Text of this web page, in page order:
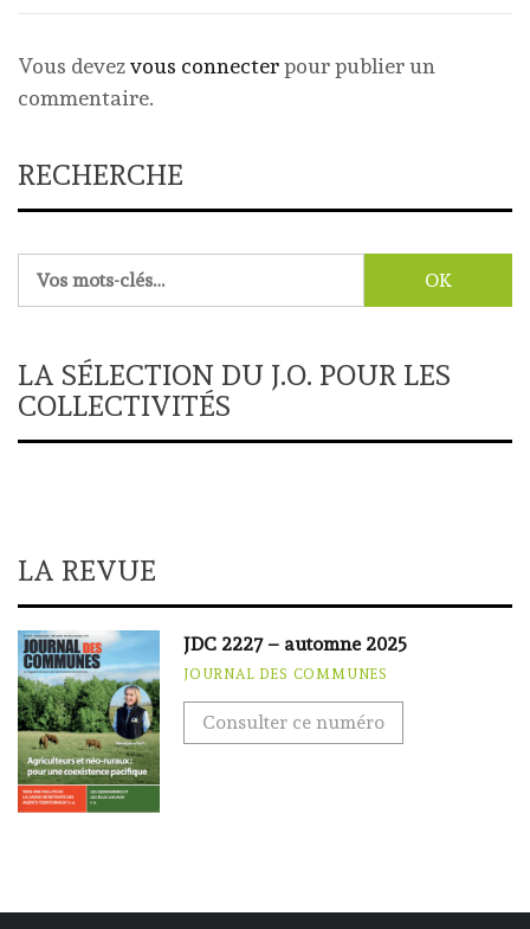
Vous devezvous connecterpour publier un
commentaire.
RECHERCHE
LA SÉLECTION DU J.O. POUR LES
COLLECTIVITÉS
LA REVUE
JDC 2227 – automne 2025
JOURNAL DES COMMUNES
Consulter ce numéro